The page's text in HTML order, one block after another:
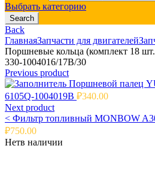
Выбрать категорию
Search
Back
ГлавнаяЗапчасти для двигателей
Поршневые кольца (комплект 18
330-1004016/17B/30
Previous product
Поршневой палец
6105Q-1004019B ₽340.00
Next product
< Фильтр топливный MONBOW
₽750.00
Нетв наличии